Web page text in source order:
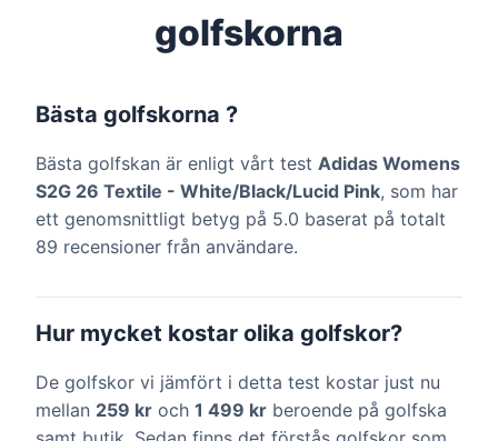
golfskorna
Bästa golfskorna ?
Bästa golfskan är enligt vårt test Adidas Womens
S2G 26 Textile - White/Black/Lucid Pink, som har
ett genomsnittligt betyg på 5.0 baserat på totalt
89 recensioner från användare.
Hur mycket kostar olika golfskor?
De golfskor vi jämfört i detta test kostar just nu
mellan 259 kr och 1 499 kr beroende på golfska